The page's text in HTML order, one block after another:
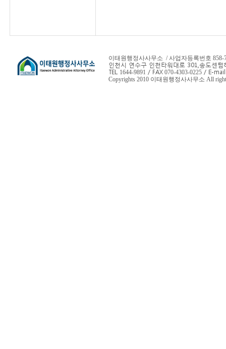
이태원행정사사무소 / 사업자등록번호 858-
인천시 연수구 인천타워대로 301, 송도센텀
TEL
1644-9891 / FAX 070-4303-0225 / E-
Copyrights 2010 이태원행정사사무소 All